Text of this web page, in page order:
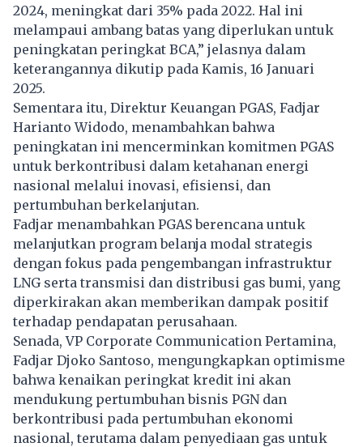
2024, meningkat dari 35% pada 2022. Hal ini
melampaui ambang batas yang diperlukan untuk
peningkatan peringkat BCA,” jelasnya dalam
keterangannya dikutip pada Kamis, 16 Januari
2025.
Sementara itu, Direktur Keuangan PGAS, Fadjar
Harianto Widodo, menambahkan bahwa
peningkatan ini mencerminkan komitmen PGAS
untuk berkontribusi dalam ketahanan energi
nasional melalui inovasi, efisiensi, dan
pertumbuhan berkelanjutan.
Fadjar menambahkan PGAS berencana untuk
melanjutkan program belanja modal strategis
dengan fokus pada pengembangan infrastruktur
LNG serta transmisi dan distribusi gas bumi, yang
diperkirakan akan memberikan dampak positif
terhadap pendapatan perusahaan.
Senada, VP Corporate Communication Pertamina,
Fadjar Djoko Santoso, mengungkapkan optimisme
bahwa kenaikan peringkat kredit ini akan
mendukung pertumbuhan bisnis PGN dan
berkontribusi pada pertumbuhan ekonomi
nasional, terutama dalam penyediaan gas untuk